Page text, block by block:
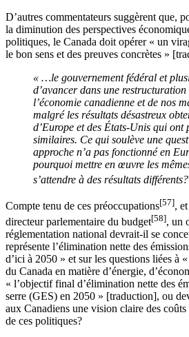
D’autres commentateurs suggèrent que,
la diminution des perspectives
politiques, le Canada doit opérer « un
le bon sens et des preuves concrètes »
« …le gouvernement fédéral et
d’avancer dans une
l’économie canadienne et de nos
malgré les résultats désastreux
d’Europe et des États-Unis qui ont
similaires. Ce qui soulève une
approche n’a pas fonctionné en
pourquoi mettre en œuvre les
s’attendre à des résultats
Compte tenu de ces préoccupations[57],
directeur parlementaire du budget[58], un
réglementation national devrait-il se
représente l’élimination nette des
d’ici à 2050 » et sur les questions liées à
du Canada en matière d’énergie,
« l’objectif final d’élimination nette des
serre (GES) en 2050 » [traduction], ou
aux Canadiens une vision claire des coûts
de ces politiques?